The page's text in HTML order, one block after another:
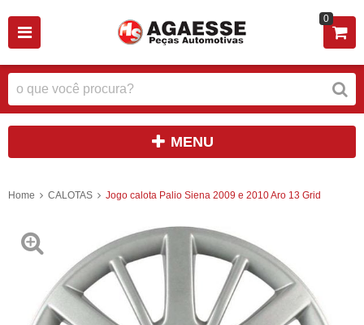
0
MENU
Home CALOTAS Jogo calota Palio Siena 2009 e 2010 Aro 13 Grid